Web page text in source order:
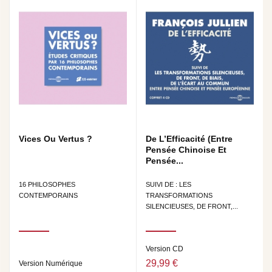
Vices Ou Vertus ?
16 PHILOSOPHES
CONTEMPORAINS
Version Numérique
De L’Efficacité (Entre
Pensée Chinoise Et
Pensée...
SUIVI DE : LES
TRANSFORMATIONS
SILENCIEUSES, DE FRONT,...
Version CD
29,99 €